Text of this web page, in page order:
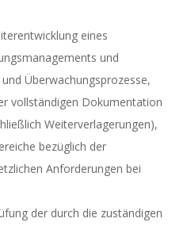
eines
und
Überwachungsprozesse,
vollständigen Dokumentation
Weiterverlagerungen),
bezüglich der
Anforderungen bei
der durch die zuständigen